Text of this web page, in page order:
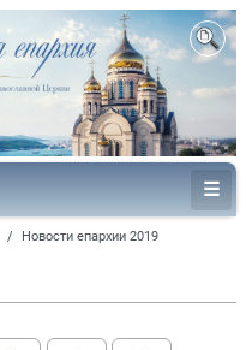
/ Новости епархии 2019